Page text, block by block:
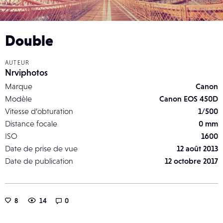
Double
AUTEUR
Nrviphotos
Marque
Canon
Modèle
Canon EOS 450D
Vitesse d’obturation
1/500
Distance focale
0 mm
ISO
1600
Date de prise de vue
12 août 2013
Date de publication
12 octobre 2017
8 14 0